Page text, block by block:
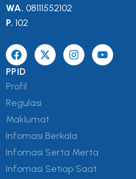
WA. 08111552102
P. 102
PPID
Profil
Regulasi
Maklumat
Infomasi Berkala
Infomasi Serta Merta
Infomasi Setiap Saat